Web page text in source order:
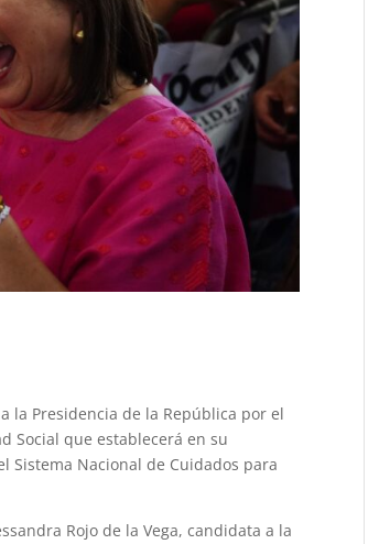
la Presidencia de la República por el
Social que establecerá en su
Sistema Nacional de Cuidados para
Rojo de la Vega, candidata a la